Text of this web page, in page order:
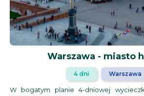
Warszawa - miasto
4 dni Warszawa
W bogatym planie 4-dniowej